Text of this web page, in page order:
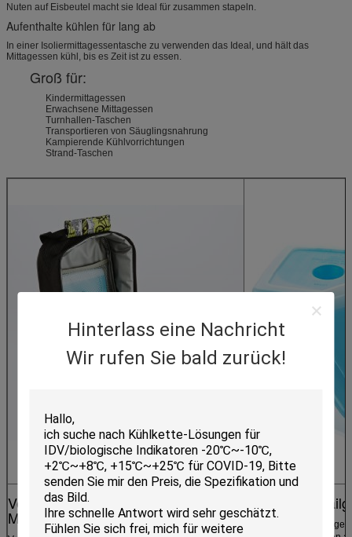
Hinterlass eine Nachricht
Wir rufen Sie bald zurück!
Nuten auf Eisbeutel macht sie Ideal für zusammen stapeln.
Aufenthalte kühlen für lang ab
In einer Isoliermittagessentasche zu verwenden das Ideal, und hält das
Mittagessen kühl, bis es Zeit ist zu essen.
Groß für:
Kindermittagessen
Erwachsene Mittagessen
Turnhallen-Taschen
Transportieren von Säuglingsnahrung
Kampierende Kühlvorrichtungen
Strand-Taschen
Verpacken Sie ein gesundes
Mittagessen
Kampieren,
Kühle